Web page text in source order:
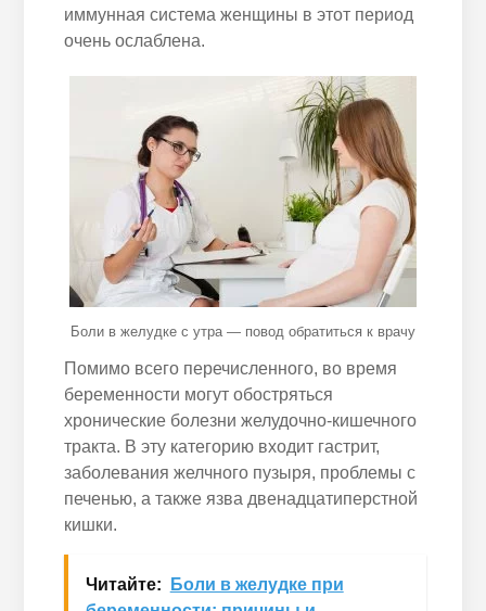
иммунная система женщины в этот период
очень ослаблена.
Боли в желудке с утра — повод обратиться к врачу
Помимо всего перечисленного, во время
беременности могут обостряться
хронические болезни желудочно-кишечного
тракта. В эту категорию входит гастрит,
заболевания желчного пузыря, проблемы с
печенью, а также язва двенадцатиперстной
кишки.
Читайте:
Боли в желудке при